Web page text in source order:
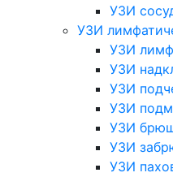
УЗИ
УЗИ
УЗИ
УЗИ
УЗИ
УЗИ
УЗИ
УЗИ
УЗИ